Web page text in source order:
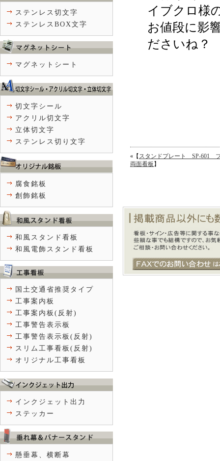
イブクロ様
お値段に影
ださいね？
«【 スタンドプレート SP-601
両面看板 】
ステンレス切文字
ステンレスBOX文字
マグネットシート
切文字シール
アクリル切文字
立体切文字
ステンレス切り文字
腐食銘板
創飾銘板
和風スタンド看板
和風電飾スタンド看板
国土交通省推奨タイプ
工事案内板
工事案内板(反射)
工事警告表示板
工事警告表示板(反射)
スリム工事看板(反射)
オリジナル工事看板
インクジェット出力
ステッカー
懸垂幕、横断幕